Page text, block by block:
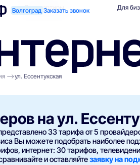
Волгоград Заказать звонок
Для квартиры Для
ул. Ессентукская
на ул.
33 тарифа от 5
Вы можете подобрать наиболее
интернет: 30 тарифов,
и оставляйтезаявку на